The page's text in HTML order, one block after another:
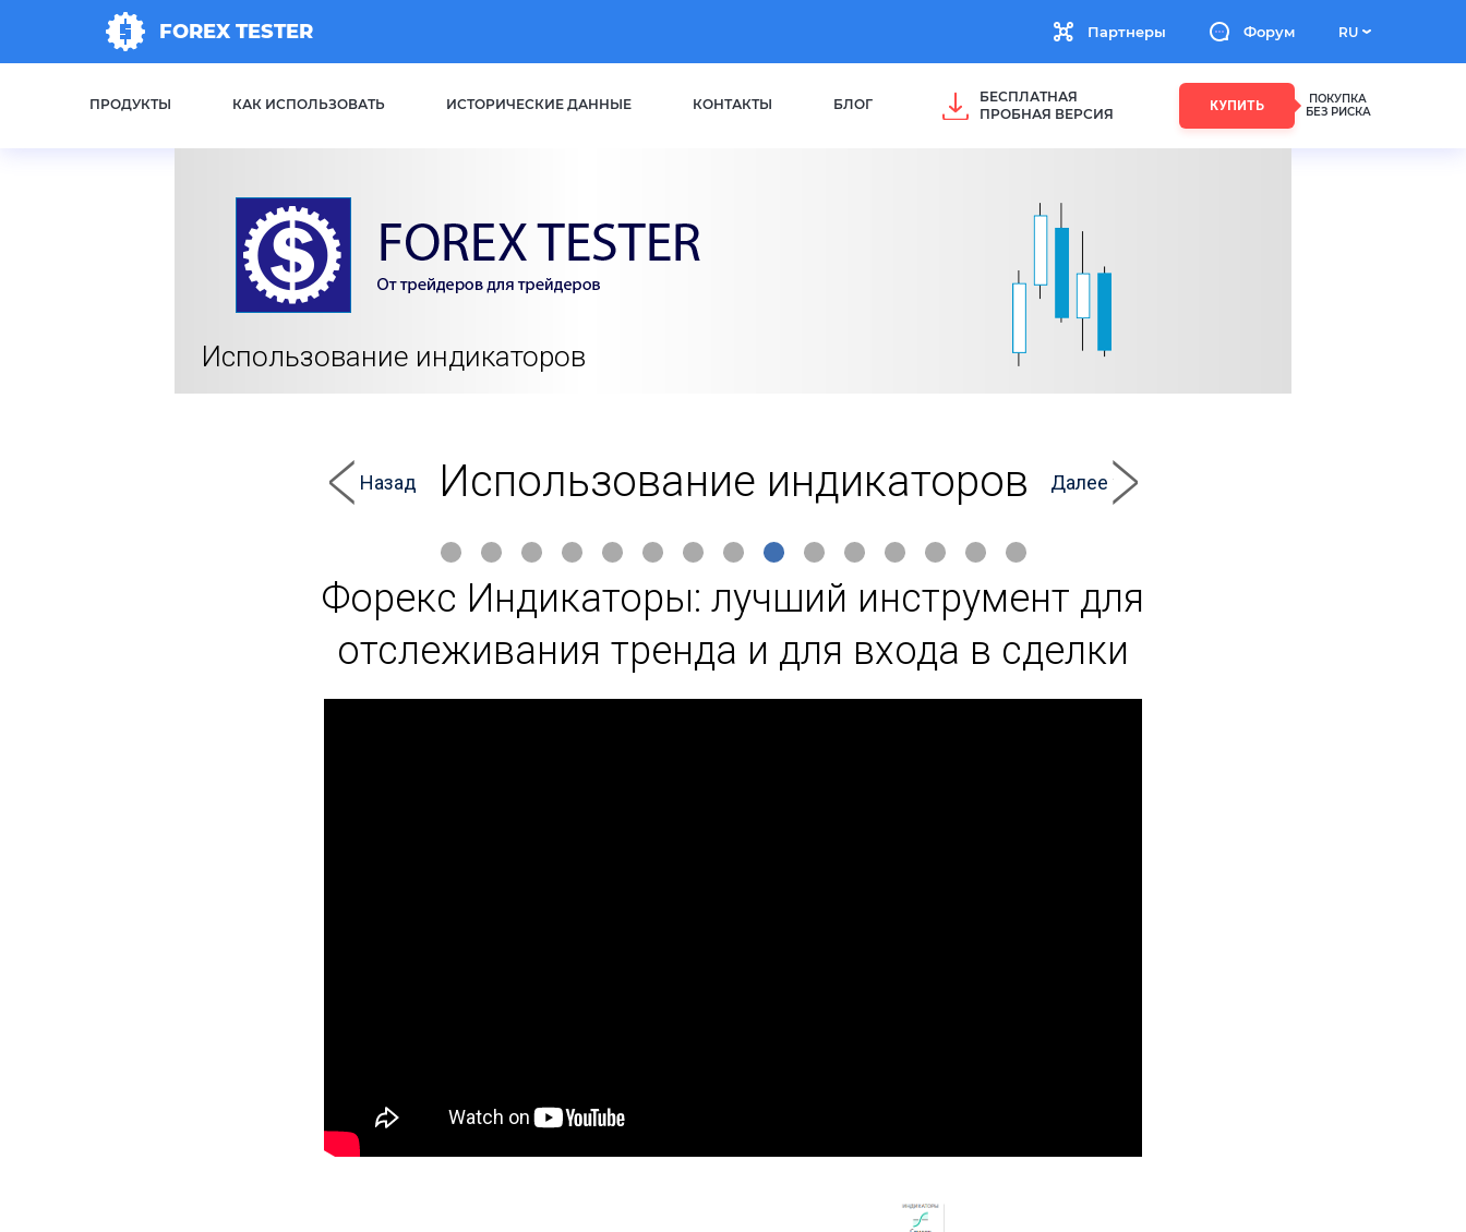
FOREX TESTER Партнеры Форум RU
БЕСПЛАТНАЯ
ПРОБНАЯ ВЕРСИЯ
КУПИТЬ
ПОКУПКА
БЕЗ РИСКА
ПРОДУКТЫ КАК ИСПОЛЬЗОВАТЬ ИСТОРИЧЕСКИЕ ДАННЫЕ КОНТАКТЫ БЛОГ
Использование индикаторов
Использование индикаторов Далее
Назад
Форекс Индикаторы: лучший инструмент для
отслеживания тренда и для входа в сделки